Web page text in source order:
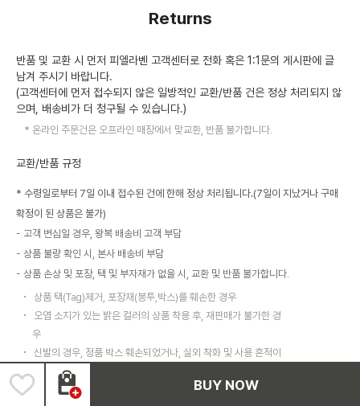
BUY NOW
Returns
반품 및 교환 시 먼저 피엘라벤 고객센터로 전화 혹은 1:1문의 게시판에 글
남겨 주시기 바랍니다.
(고객센터에 먼저 접수되지 않은 일방적인 교환/반품 건은 정상 처리되지 않
으며, 배송비가 더 청구될 수 있습니다.)
온라인 주문건은 오프라인 매장에서 맞교환, 반품 불가합니다.
교환/반품 규정
* 수령일로부터 7일 이내 접수된 건에 한해 정상 처리됩니다.(7일이 지났거나 구매
확정이 된 상품은 불가)
고객 변심일 경우, 왕복 배송비 고객 부담
상품 불량 확인 시, 본사 배송비 부담
상품 손상 및 포장, 택 및 부자재가 없을 시, 교환 및 반품 불가합니다.
상품 택(Tag)제거, 포장재(봉투,박스)를 훼손한 경우
오염 소지가 있는 밝은 컬러의 상품 착용 후, 재판매가 불가한 경
우
신발의 경우, 정품 박스 훼손되었거나, 실외 착화 및 사용 흔적이
있는 경우
이 외 고객 관리 소홀로 인한 불량으로 상품 가치가 떨어진 경우